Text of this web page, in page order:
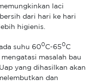
laci
dari hari ke hari
higienis.
suhu 600C-650C
masalah bau
yang dihasilkan akan
dan